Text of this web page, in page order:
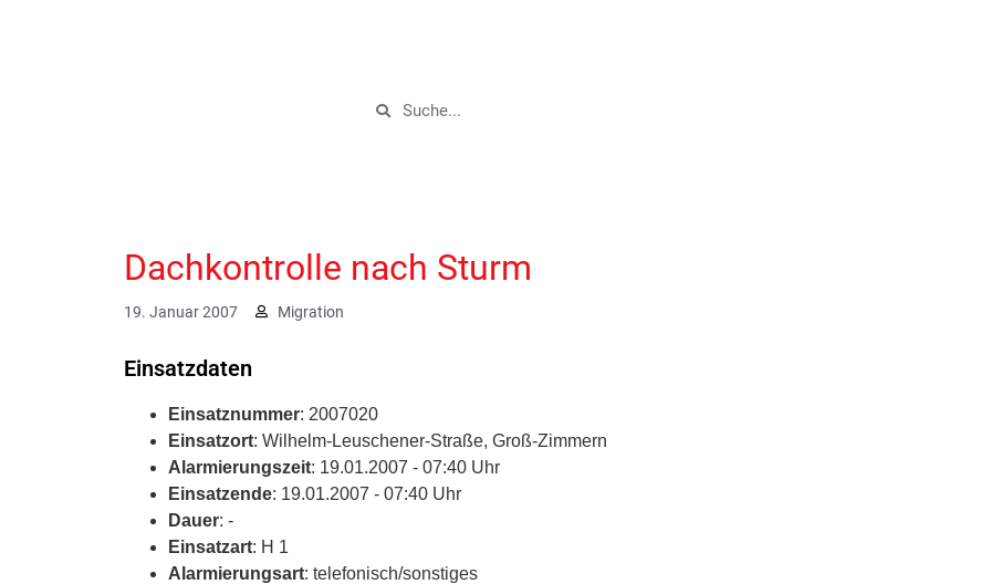
Dachkontrolle nach Sturm
19. Januar 2007 Migration
Einsatzdaten
Einsatznummer: 2007020
Einsatzort: Wilhelm-Leuschener-Straße, Groß-Zimmern
Alarmierungszeit: 19.01.2007 - 07:40 Uhr
Einsatzende: 19.01.2007 - 07:40 Uhr
Dauer: -
Einsatzart: H 1
Alarmierungsart: telefonisch/sonstiges